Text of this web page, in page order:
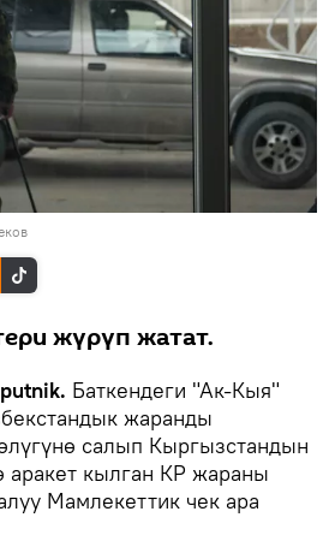
жүрүп жатат.
Баткендеги "Ак-Кыя"
жаранды
салып Кыргызстандын
аракет кылган КР жараны
Мамлекеттик чек ара